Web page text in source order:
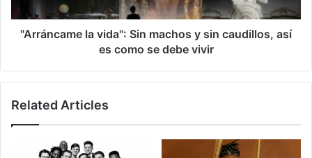
"Arráncame la vida": Sin machos y sin caudillos, así
es como se debe vivir
Related Articles